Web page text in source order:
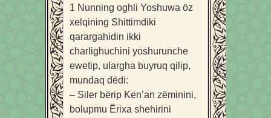
1 Nunning oghli Yoshuwa öz
xelqining Shittimdiki
qarargahidin ikki
charlighuchini yoshurunche
ewetip, ulargha buyruq qilip,
mundaq dëdi:
– Siler bërip Ken’an zëminini,
bolupmu Ërixa shehirini